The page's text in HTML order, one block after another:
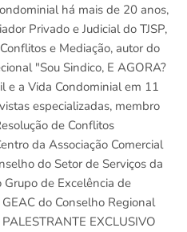
há mais de 20 anos,
Privado e Judicial do TJSP,
e Mediação, autor do
"Sou Sindico, E AGORA?
e a Vida Condominial em 11
especializadas, membro
de Conflitos
da Associação Comercial
do Setor de Serviços da
de Excelência de
do Conselho Regional
EXCLUSIVO